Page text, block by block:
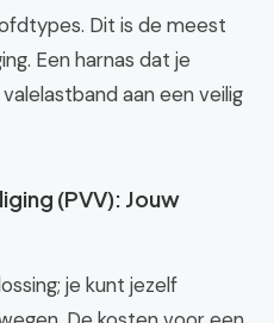
Dit is de meest
Een harnas dat je
aan een veilig
(PVV): Jouw
je kunt jezelf